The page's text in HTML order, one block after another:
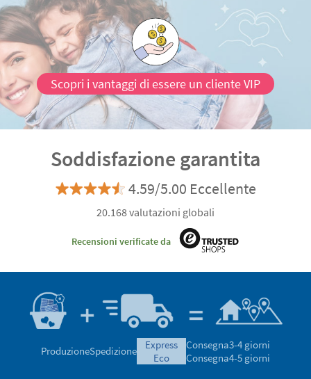
Scopri i vantaggi di essere un cliente VIP
Soddisfazione garantita
4.59/5.00 Eccellente
20.168 valutazioni globali
Recensioni verificate da
ProduzioneSpedizione
express
eco
Consegna3-4 giorni
Consegna4-5 giorni